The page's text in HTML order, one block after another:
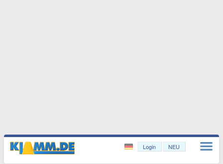
Login NEU